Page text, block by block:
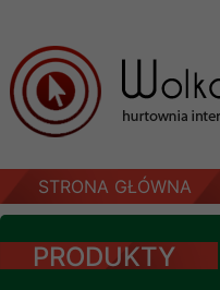
STRONA GŁÓWNA
PRODUKTY